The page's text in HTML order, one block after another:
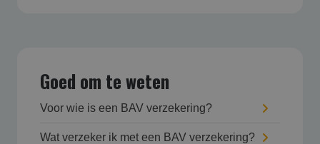
Goed om te weten
Voor wie is een BAV verzekering?
Wat verzeker ik met een BAV verzekering?